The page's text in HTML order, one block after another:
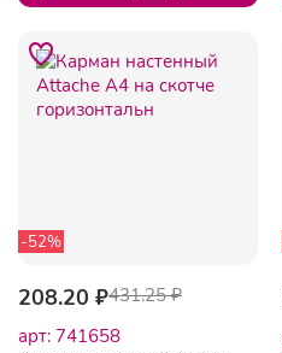
-52%
208.20 ₽431.25 ₽
арт: 741658